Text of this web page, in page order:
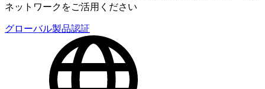
ネットワークをご活用ください
グローバル製品認証